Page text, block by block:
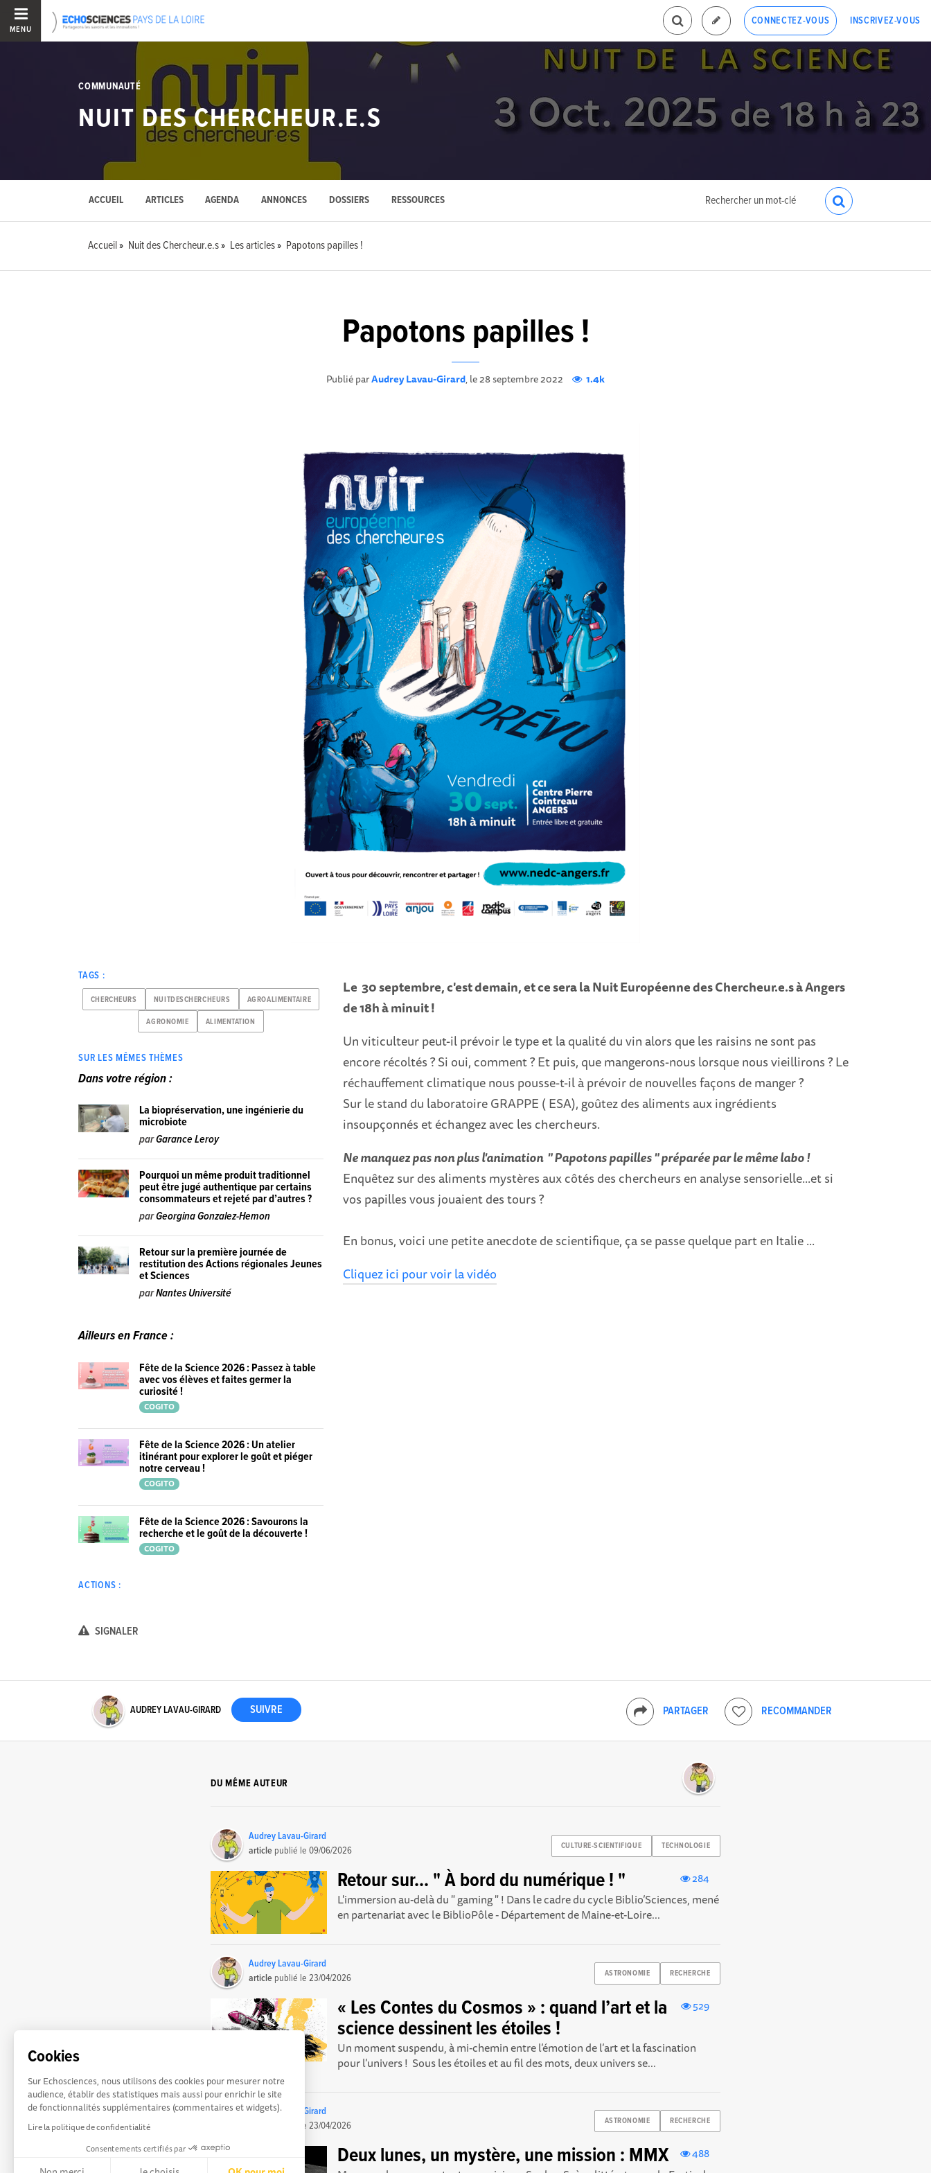
Cookies
Sur Echosciences, nous utilisons des cookies pour mesurer notre
audience, établir des statistiques mais aussi pour enrichir le site
de fonctionnalités supplémentaires (commentaires et widgets).
Lire la politique de confidentialité
Consentements certifiés par
MENU
CONNECTEZ-VOUS INSCRIVEZ-VOUS
COMMUNAUTÉ
NUIT DES CHERCHEUR.E.S
ACCUEIL ARTICLES AGENDA ANNONCES DOSSIERS RESSOURCES
Accueil Nuit des Chercheur.e.s Les articles Papotons papilles !
Papotons papilles !
Publié parAudrey Lavau-Girard, le 28 septembre 2022 1.4k
Le 30 septembre, c'est demain, et ce sera la Nuit Européenne des Chercheur.e.s à Angers
de 18h à minuit !
Un viticulteur peut-il prévoir le type et la qualité du vin alors que les raisins ne sont pas
encore récoltés ?Si oui, comment ?Et puis, quemangerons-nous lorsque nous vieillirons ?Le
réchauffement climatique nous pousse-t-il à prévoir de nouvelles façons de manger ?
Sur le stand du laboratoire GRAPPE ( ESA), goûtez des aliments aux ingrédients
insoupçonnés et échangez avec les chercheurs.
Ne manquez pas non plus l'animation " Papotons papilles " préparée par le même labo !
Enquêtez sur des aliments mystères aux côtés des chercheurs en analyse sensorielle...et si
vos papilles vous jouaient des tours ?
En bonus, voici une petite anecdote de scientifique, ça se passe quelque part en Italie ...
Cliquez ici pour voir la vidéo
TAGS :
CHERCHEURS NUITDESCHERCHEURS AGROALIMENTAIRE
AGRONOMIE ALIMENTATION
SUR LES MÊMES THÈMES
Dans votre région :
La biopréservation, une ingénierie du
microbiote
parGarance Leroy
Pourquoi un même produit traditionnel
peut être jugé authentique par certains
consommateurs et rejeté par d’autres ?
parGeorgina Gonzalez-Hemon
Retour sur la première journée de
restitution des Actions régionales Jeunes
et Sciences
parNantes Université
Ailleurs en France :
Fête de la Science 2026 : Passez à table
avec vos élèves et faites germer la
curiosité !
COGITO
Fête de la Science 2026 : Un atelier
itinérant pour explorer le goût et piéger
notre cerveau !
COGITO
Fête de la Science 2026 : Savourons la
recherche et le goût de la découverte !
COGITO
ACTIONS :
SIGNALER
PARTAGER RECOMMANDER
AUDREY LAVAU-GIRARD
DU MÊME AUTEUR
CULTURE-SCIENTIFIQUE TECHNOLOGIE
Audrey Lavau-Girard
article publié le09/06/2026
284
Retour sur... " À bord du numérique ! "
L'immersion au-delà du " gaming " ! Dans le cadre du cycle Biblio’Sciences , mené
en partenariat avec le BiblioPôle - Département de Maine-et-Loire...
ASTRONOMIE RECHERCHE
Audrey Lavau-Girard
article publié le23/04/2026
529
« Les Contes du Cosmos » : quand l’art et la
science dessinent les étoiles !
Un moment suspendu, à mi-chemin entre l’émotion de l’art et la fascination
pour l’univers ! Sous les étoiles et au fil des mots, deux univers se...
ASTRONOMIE RECHERCHE
Audrey Lavau-Girard
publié le23/04/2026
488
Deux lunes, un mystère, une mission : MMX